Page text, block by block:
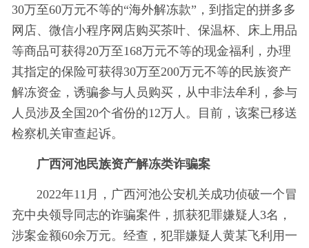
30万至60万元不等的“海外解冻款”，到指定的拼多多
网店、微信小程序网店购买茶叶、保温杯、床上用品
等商品可获得20万至168万元不等的现金福利，办理
其指定的保险可获得30万至200万元不等的民族资产
解冻资金，诱骗参与人员购买，从中非法牟利，参与
人员涉及全国20个省份的12万人。目前，该案已移送
检察机关审查起诉。
广西河池民族资产解冻类诈骗案
2022年11月，广西河池公安机关成功侦破一个冒
充中央领导同志的诈骗案件，抓获犯罪嫌疑人3名，
涉案金额60余万元。经查，犯罪嫌疑人黄某飞利用一